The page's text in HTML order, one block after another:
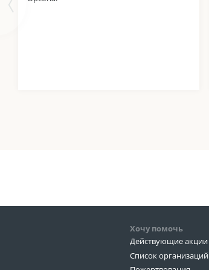
Хочу помочь
Действующие акции
Список организаций